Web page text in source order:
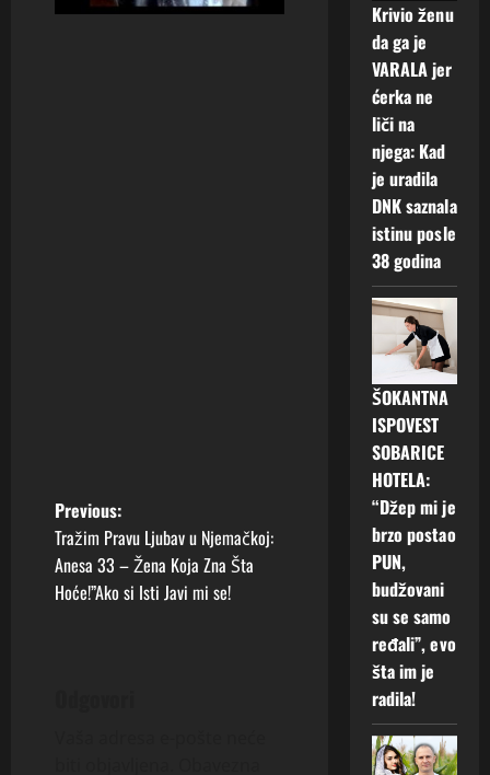
P
o
s
Previous:
Tražim Pravu Ljubav u Njemačkoj:
Anesa 33 – Žena Koja Zna Šta
Hoće!”Ako si Isti Javi mi se!
Krivio ženu
da ga je
VARALA jer
ćerka ne
liči na
njega: Kad
je uradila
DNK saznala
istinu posle
38 godina
ŠOKANTNA
ISPOVEST
SOBARICE
HOTELA:
“Džep mi je
brzo postao
PUN,
budžovani
su se samo
ređali”, evo
šta im je
radila!